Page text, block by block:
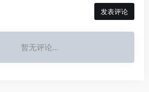
发表评论
暂无评论...